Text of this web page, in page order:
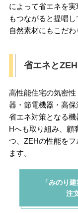
によって省エネを
もつながると提唱
自然素材にもこだわ
省エネと
高性能住宅の気密
器・節電機器・高
省エネ対策となる
Hへも取り組み、顧
つ、ZEHの性能を
ます。
「みのり
注